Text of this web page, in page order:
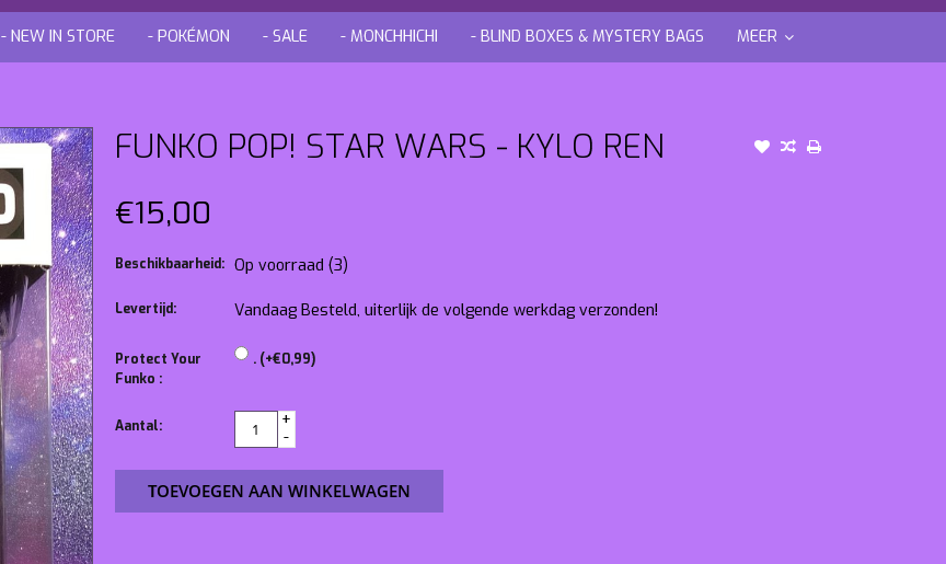
- NEW IN STORE - POKÉMON - SALE - MONCHHICHI - BLIND BOXES & MYSTERY BAGS MEER
FUNKO POP! STAR WARS - KYLO REN
€15,00
Beschikbaarheid: Op voorraad (3)
Levertijd: Vandaag Besteld, uiterlijk de volgende werkdag verzonden!
Protect Your
Funko :
. (+€0,99)
Aantal:
+
-
TOEVOEGEN AAN WINKELWAGEN